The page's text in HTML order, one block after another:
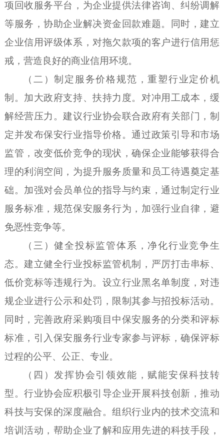
项回收服务平台，为企业提供法律咨询、纠纷调解
等服务，协助企业解决资金回款难题。同时，建立
企业信用评级体系，对拖欠款项的客户进行信用惩
戒，营造良好的商业信用环境。
（二）制定服务价格规范，重塑行业定价机
制 。 加大政府支持、扶持力度。对冲用工成本，缓
解经营压力。建议行业协会联合政府有关部门，制
定并发布保安行业指导价格。通过政策引导和市场
监管，改变低价竞争的现状，确保企业能够获得合
理的利润空间，为提升服务质量和员工待遇奠定基
础。加强对会员单位的指导与约束，通过制定行业
服务标准，规范保安服务行为，加强行业自律，避
免恶性竞争等。
（三）健全投标监管体系，净化行业竞争生
态。建立健全行业投标监管机制，严厉打击串标、
低价竞标等违规行为。设立行业黑名单制度，对违
规企业进行公示和处罚，限制其参与招投标活动。
同时，完善政府采购项目中保安服务的分类和评标
标准，引入保安服务行业专家参与评标，确保评标
过程的公平、公正、专业。
（四） 发挥协会引领效能，赋能安保科技转
型 。行业协会应积极引导企业开展科技创新，推动
科技与安保的深度融合。组织行业内的技术交流和
培训活动，帮助企业了解和应用先进的科技手段，